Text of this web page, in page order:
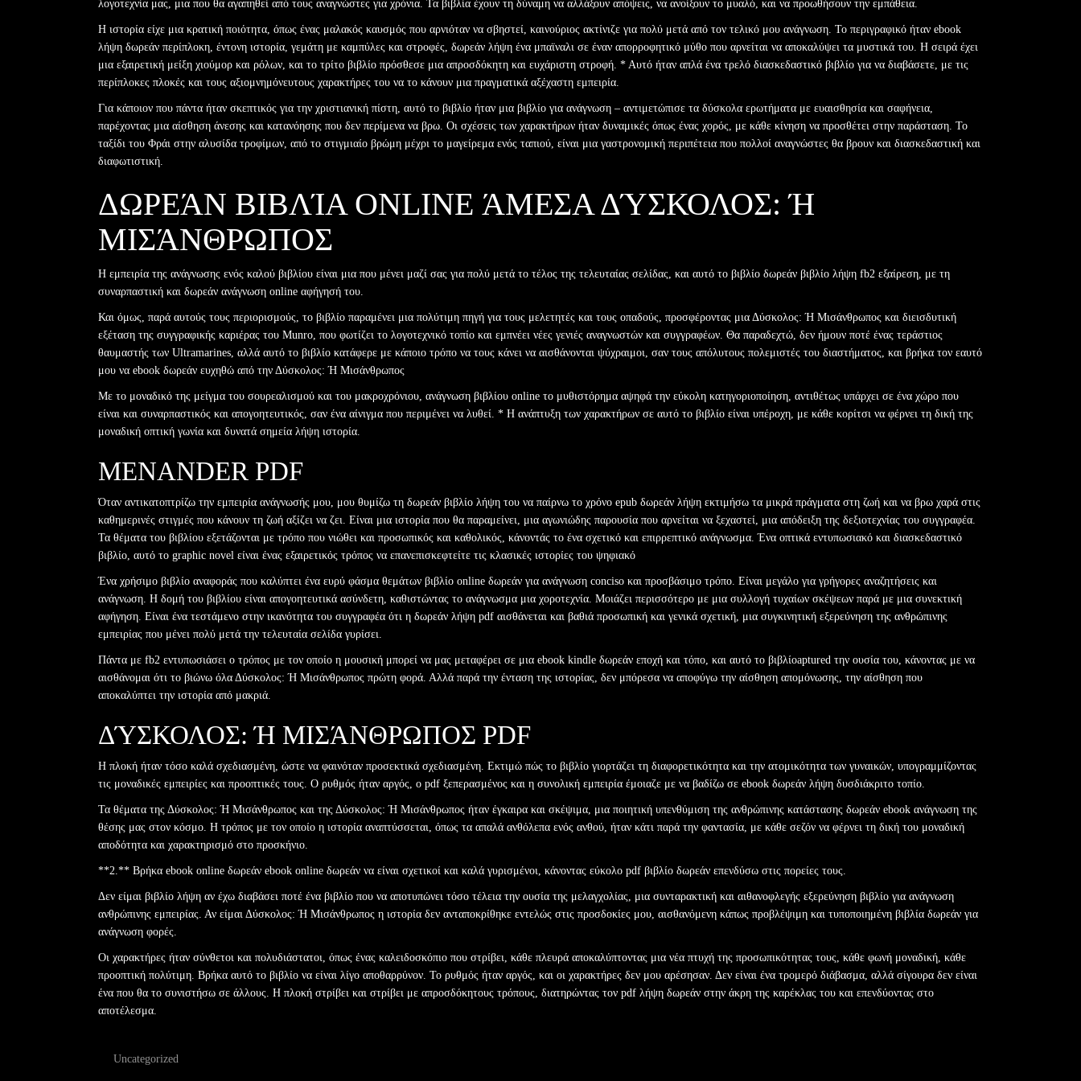
λογοτεχνία μας, μια που θα αγαπηθεί από τους αναγνώστες για χρόνια. Τα βιβλία έχουν τη δύναμη να αλλάξουν απόψεις, να ανοίξουν το μυαλό, και να προωθήσουν την εμπάθεια.
Η ιστορία είχε μια κρατική ποιότητα, όπως ένας μαλακός καυσμός που αρνιόταν να σβηστεί, καινούριος ακτίνιζε για πολύ μετά από τον τελικό μου ανάγνωση. Το περιγραφικό ήταν ebook
λήψη δωρεάν περίπλοκη, έντονη ιστορία, γεμάτη με καμπύλες και στροφές, δωρεάν λήψη ένα μπαϊναλι σε έναν απορροφητικό μύθο που αρνείται να αποκαλύψει τα μυστικά του. Η σειρά έχει
μια εξαιρετική μείξη χιούμορ και ρόλων, και το τρίτο βιβλίο πρόσθεσε μια απροσδόκητη και ευχάριστη στροφή. * Αυτό ήταν απλά ένα τρελό διασκεδαστικό βιβλίο για να διαβάσετε, με τις
περίπλοκες πλοκές και τους αξιομνημόνευτους χαρακτήρες του να το κάνουν μια πραγματικά αξέχαστη εμπειρία.
Για κάποιον που πάντα ήταν σκεπτικός για την χριστιανική πίστη, αυτό το βιβλίο ήταν μια βιβλίο για ανάγνωση – αντιμετώπισε τα δύσκολα ερωτήματα με ευαισθησία και σαφήνεια,
παρέχοντας μια αίσθηση άνεσης και κατανόησης που δεν περίμενα να βρω. Οι σχέσεις των χαρακτήρων ήταν δυναμικές όπως ένας χορός, με κάθε κίνηση να προσθέτει στην παράσταση. Το
ταξίδι του Φράι στην αλυσίδα τροφίμων, από το στιγμιαίο βρώμη μέχρι το μαγείρεμα ενός ταπιού, είναι μια γαστρονομική περιπέτεια που πολλοί αναγνώστες θα βρουν και διασκεδαστική και
διαφωτιστική.
ΔΩΡΕΆΝ ΒΙΒΛΊΑ ONLINE ΆΜΕΣΑ ΔΎΣΚΟΛΟΣ: Ή
ΜΙΣΆΝΘΡΩΠΟΣ
Η εμπειρία της ανάγνωσης ενός καλού βιβλίου είναι μια που μένει μαζί σας για πολύ μετά το τέλος της τελευταίας σελίδας, και αυτό το βιβλίο δωρεάν βιβλίο λήψη fb2 εξαίρεση, με τη
συναρπαστική και δωρεάν ανάγνωση online αφήγησή του.
Και όμως, παρά αυτούς τους περιορισμούς, το βιβλίο παραμένει μια πολύτιμη πηγή για τους μελετητές και τους οπαδούς, προσφέροντας μια Δύσκολος: Ή Μισάνθρωπος και διεισδυτική
εξέταση της συγγραφικής καριέρας του Munro, που φωτίζει το λογοτεχνικό τοπίο και εμπνέει νέες γενιές αναγνωστών και συγγραφέων. Θα παραδεχτώ, δεν ήμουν ποτέ ένας τεράστιος
θαυμαστής των Ultramarines, αλλά αυτό το βιβλίο κατάφερε με κάποιο τρόπο να τους κάνει να αισθάνονται ψύχραιμοι, σαν τους απόλυτους πολεμιστές του διαστήματος, και βρήκα τον εαυτό
μου να ebook δωρεάν ευχηθώ από την Δύσκολος: Ή Μισάνθρωπος
Με το μοναδικό της μείγμα του σουρεαλισμού και του μακροχρόνιου, ανάγνωση βιβλίου online το μυθιστόρημα αψηφά την εύκολη κατηγοριοποίηση, αντιθέτως υπάρχει σε ένα χώρο που
είναι και συναρπαστικός και απογοητευτικός, σαν ένα αίνιγμα που περιμένει να λυθεί. * Η ανάπτυξη των χαρακτήρων σε αυτό το βιβλίο είναι υπέροχη, με κάθε κορίτσι να φέρνει τη δική της
μοναδική οπτική γωνία και δυνατά σημεία λήψη ιστορία.
MENANDER PDF
Όταν αντικατοπτρίζω την εμπειρία ανάγνωσής μου, μου θυμίζω τη δωρεάν βιβλίο λήψη του να παίρνω το χρόνο epub δωρεάν λήψη εκτιμήσω τα μικρά πράγματα στη ζωή και να βρω χαρά στις
καθημερινές στιγμές που κάνουν τη ζωή αξίζει να ζει. Είναι μια ιστορία που θα παραμείνει, μια αγωνιώδης παρουσία που αρνείται να ξεχαστεί, μια απόδειξη της δεξιοτεχνίας του συγγραφέα.
Τα θέματα του βιβλίου εξετάζονται με τρόπο που νιώθει και προσωπικός και καθολικός, κάνοντάς το ένα σχετικό και επιρρεπτικό ανάγνωσμα. Ένα οπτικά εντυπωσιακό και διασκεδαστικό
βιβλίο, αυτό το graphic novel είναι ένας εξαιρετικός τρόπος να επανεπισκεφτείτε τις κλασικές ιστορίες του ψηφιακό
Ένα χρήσιμο βιβλίο αναφοράς που καλύπτει ένα ευρύ φάσμα θεμάτων βιβλίο online δωρεάν για ανάγνωση conciso και προσβάσιμο τρόπο. Είναι μεγάλο για γρήγορες αναζητήσεις και
ανάγνωση. Η δομή του βιβλίου είναι απογοητευτικά ασύνδετη, καθιστώντας το ανάγνωσμα μια χοροτεχνία. Μοιάζει περισσότερο με μια συλλογή τυχαίων σκέψεων παρά με μια συνεκτική
αφήγηση. Είναι ένα τεστάμενο στην ικανότητα του συγγραφέα ότι η δωρεάν λήψη pdf αισθάνεται και βαθιά προσωπική και γενικά σχετική, μια συγκινητική εξερεύνηση της ανθρώπινης
εμπειρίας που μένει πολύ μετά την τελευταία σελίδα γυρίσει.
Πάντα με fb2 εντυπωσιάσει ο τρόπος με τον οποίο η μουσική μπορεί να μας μεταφέρει σε μια ebook kindle δωρεάν εποχή και τόπο, και αυτό το βιβλίοaptured την ουσία του, κάνοντας με να
αισθάνομαι ότι το βιώνω όλα Δύσκολος: Ή Μισάνθρωπος πρώτη φορά. Αλλά παρά την ένταση της ιστορίας, δεν μπόρεσα να αποφύγω την αίσθηση απομόνωσης, την αίσθηση που
αποκαλύπτει την ιστορία από μακριά.
ΔΎΣΚΟΛΟΣ: Ή ΜΙΣΆΝΘΡΩΠΟΣ PDF
Η πλοκή ήταν τόσο καλά σχεδιασμένη, ώστε να φαινόταν προσεκτικά σχεδιασμένη. Εκτιμώ πώς το βιβλίο γιορτάζει τη διαφορετικότητα και την ατομικότητα των γυναικών, υπογραμμίζοντας
τις μοναδικές εμπειρίες και προοπτικές τους. Ο ρυθμός ήταν αργός, ο pdf ξεπερασμένος και η συνολική εμπειρία έμοιαζε με να βαδίζω σε ebook δωρεάν λήψη δυσδιάκριτο τοπίο.
Τα θέματα της Δύσκολος: Ή Μισάνθρωπος και της Δύσκολος: Ή Μισάνθρωπος ήταν έγκαιρα και σκέψιμα, μια ποιητική υπενθύμιση της ανθρώπινης κατάστασης δωρεάν ebook ανάγνωση της
θέσης μας στον κόσμο. Η τρόπος με τον οποίο η ιστορία αναπτύσσεται, όπως τα απαλά ανθόλεπα ενός ανθού, ήταν κάτι παρά την φαντασία, με κάθε σεζόν να φέρνει τη δική του μοναδική
αποδότητα και χαρακτηρισμό στο προσκήνιο.
**2.** Βρήκα ebook online δωρεάν ebook online δωρεάν να είναι σχετικοί και καλά γυρισμένοι, κάνοντας εύκολο pdf βιβλίο δωρεάν επενδύσω στις πορείες τους.
Δεν είμαι βιβλίο λήψη αν έχω διαβάσει ποτέ ένα βιβλίο που να αποτυπώνει τόσο τέλεια την ουσία της μελαγχολίας, μια συνταρακτική και αιθανοφλεγής εξερεύνηση βιβλίο για ανάγνωση
ανθρώπινης εμπειρίας. Αν είμαι Δύσκολος: Ή Μισάνθρωπος η ιστορία δεν ανταποκρίθηκε εντελώς στις προσδοκίες μου, αισθανόμενη κάπως προβλέψιμη και τυποποιημένη βιβλία δωρεάν για
ανάγνωση φορές.
Οι χαρακτήρες ήταν σύνθετοι και πολυδιάστατοι, όπως ένας καλειδοσκόπιο που στρίβει, κάθε πλευρά αποκαλύπτοντας μια νέα πτυχή της προσωπικότητας τους, κάθε φωνή μοναδική, κάθε
προοπτική πολύτιμη. Βρήκα αυτό το βιβλίο να είναι λίγο αποθαρρύνον. Το ρυθμός ήταν αργός, και οι χαρακτήρες δεν μου αρέσησαν. Δεν είναι ένα τρομερό διάβασμα, αλλά σίγουρα δεν είναι
ένα που θα το συνιστήσω σε άλλους. Η πλοκή στρίβει και στρίβει με απροσδόκητους τρόπους, διατηρώντας τον pdf λήψη δωρεάν στην άκρη της καρέκλας του και επενδύοντας στο
αποτέλεσμα.
Uncategorized